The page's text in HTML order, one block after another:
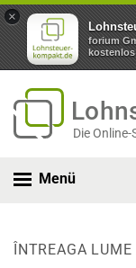
×
forium
kostenlos
Die
Menü
ÎNTREAGA